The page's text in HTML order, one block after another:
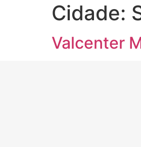
Cidade:
Valcenter